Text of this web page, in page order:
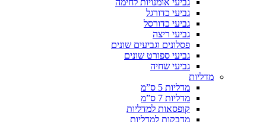
גביעי אומנויות לחימה
גביעי כדורגל
גביעי כדורסל
גביעי ריצה
פסלונים וגביעים שונים
גביעי ספורט שונים
גביעי שחיה
מדליות
מדליות 5 ס”מ
מדליות 7 ס”מ
קופסאות למדליות
מדבקות למדליות